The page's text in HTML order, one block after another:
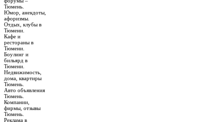
Тюмень.
Юмор, анекдоты,
афоризмы.
Отдых, клубы в
Тюмени.
Кафе и
рестораны в
Тюмени.
Боулинг и
бильярд в
Тюмени.
Недвижимость,
дома, квартиры
Тюмень.
Авто объявления
Тюмень.
Компании,
фирмы, отзывы
Тюмень.
Реклама в